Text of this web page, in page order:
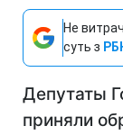
Не
суть з
Депутаты
приняли